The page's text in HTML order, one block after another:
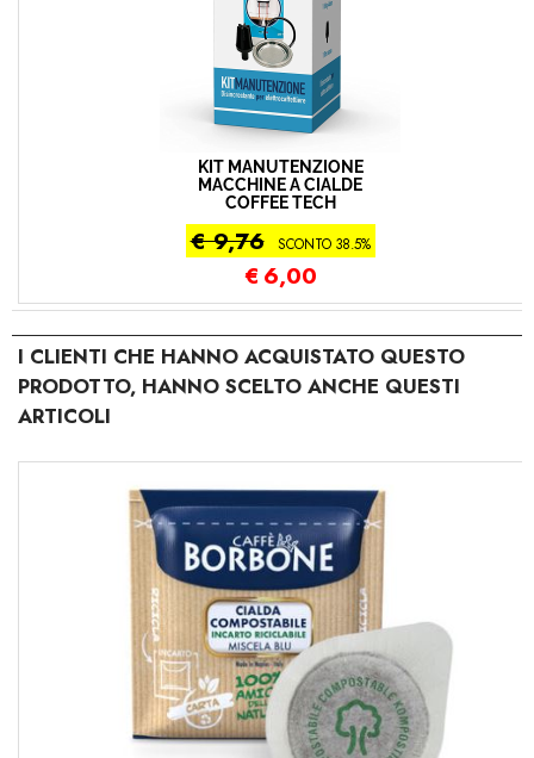
KIT MANUTENZIONE
MACCHINE A CIALDE
COFFEE TECH
€ 9,76 SCONTO 38.5%
€ 6,00
I CLIENTI CHE HANNO ACQUISTATO QUESTO
PRODOTTO, HANNO SCELTO ANCHE QUESTI
ARTICOLI